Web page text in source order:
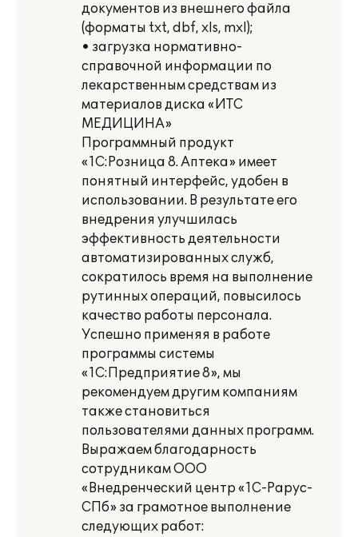
документов из внешнего файла
(форматы txt, dbf, xls, mxl);
• загрузка нормативно-
справочной информации по
лекарственным средствам из
материалов диска «ИТС
МЕДИЦИНА»
Программный продукт
«1С:Розница 8. Аптека» имеет
понятный интерфейс, удобен в
использовании. В результате его
внедрения улучшилась
эффективность деятельности
автоматизированных служб,
сократилось время на выполнение
рутинных операций, повысилось
качество работы персонала.
Успешно применяя в работе
программы системы
«1С:Предприятие 8», мы
рекомендуем другим компаниям
также становиться
пользователями данных программ.
Выражаем благодарность
сотрудникам ООО
«Внедренческий центр «1С-Рарус-
СПб» за грамотное выполнение
следующих работ: